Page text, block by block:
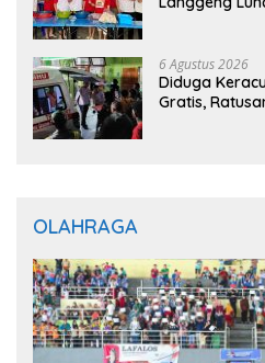
6 Agustus 2026
Diduga
Gratis,
OLAHRAGA